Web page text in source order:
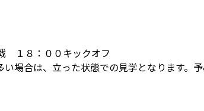
１８：００キックオフ
場合は、立った状態での見学となります。予